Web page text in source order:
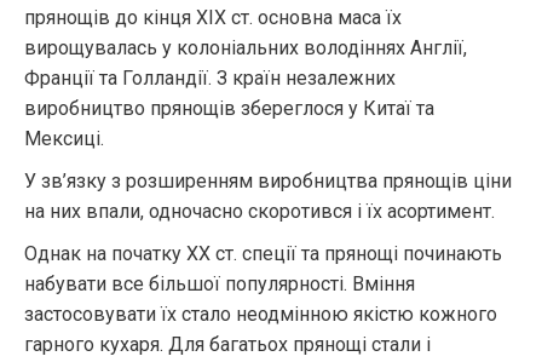
прянощів до кінця XIX ст. основна маса їх
вирощувалась у колоніальних володіннях Англії,
Франції та Голландії. З країн незалежних
виробництво прянощів збереглося у Китаї та
Мексиці.
У зв’язку з розширенням виробництва прянощів ціни
на них впали, одночасно скоротився і їх асортимент.
Однак на початку XX ст. спеції та прянощі починають
набувати все більшої популярності. Вміння
застосовувати їх стало неодмінною якістю кожного
гарного кухаря. Для багатьох прянощі стали і